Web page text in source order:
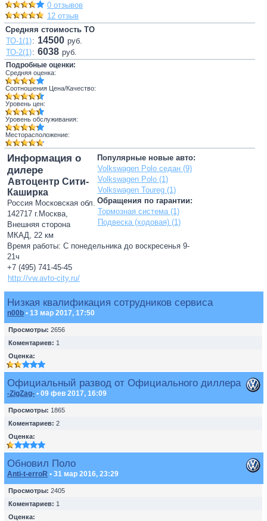
0 отзывов
12 отзыв
Средняя стоимость ТО
ТО-1(1): 14500 руб.
ТО-2(1): 6038 руб.
Подробные оценки:
Средняя оценка:
Соотношения Цена/Качество:
Уровень цен:
Уровень обслуживания:
Месторасположение:
Популярные новые авто:
Volkswagen Polo седан (9)
Volkswagen Polo (1)
Volkswagen Toureg (1)
Обращения по гарантии:
Тормозная система (1)
Подвеска (ходовая) (1)
Информация о
дилере
Автоцентр Сити-
Каширка
Россия Московская обл.
142717 г.Москва,
Внешняя сторона
МКАД, 22 км
Время работы: С понедельника до воскресенья 9-
21ч
+7 (495) 741-45-45
http://vw.avto-city.ru/
Низкая квалификация сотрудников сервиса
n00b • 13 мар 2017, 17:50
Просмотры: 2656
Коментариев: 1
Оценка:
Официальный развод от Официального диллера
-ZigZag- • 09 фев 2017, 16:09
Просмотры: 1865
Коментариев: 2
Оценка:
Обновил Поло
Anti-t-erroR • 31 мар 2016, 23:29
Просмотры: 2405
Коментариев: 1
Оценка: